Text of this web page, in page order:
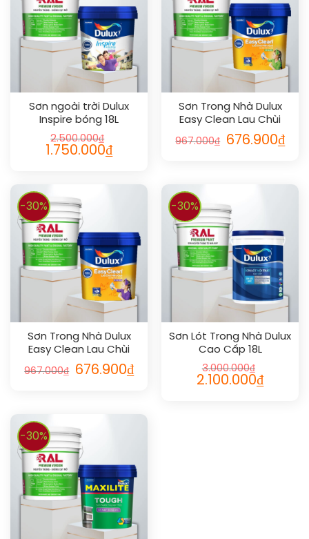
Sơn ngoài trời Dulux
Inspire bóng 18L
2.500.000₫
1.750.000₫
Sơn Trong Nhà Dulux
Easy Clean Lau Chùi
Vượt Bậc 5L
967.000₫ 676.900₫
-30%
Sơn Trong Nhà Dulux
Easy Clean Lau Chùi
Vượt Bậc Bóng 5L
967.000₫ 676.900₫
-30%
Sơn Lót Trong Nhà Dulux
Cao Cấp 18L
3.000.000₫
2.100.000₫
-30%